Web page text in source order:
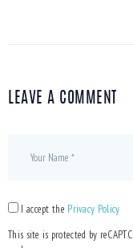
LEAVE A COMMENT
I accept the Privacy Policy
This site is protected by